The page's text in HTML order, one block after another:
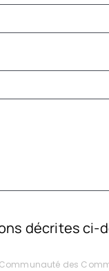
décrites ci-
des